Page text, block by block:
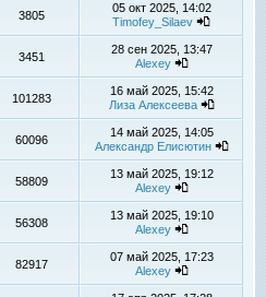
3805
05 окт 2025, 14:02
Timofey_Silaev
3451
28 сен 2025, 13:47
Alexey
101283
16 май 2025, 15:42
Лиза Алексеева
60096
14 май 2025, 14:05
Александр Елисютин
58809
13 май 2025, 19:12
Alexey
56308
13 май 2025, 19:10
Alexey
82917
07 май 2025, 17:23
Alexey